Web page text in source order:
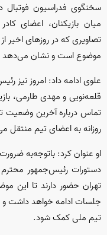
سخنگوی فدراسیون فوتبال
میان بازیکنان، اعضای
تصاویری که در روز‌های
موضوع است و نشان می‌دهد
علوی ادامه داد: امروز نیز
قلعه‌نویی و مهدی طارمی،
تماس درباره آخرین
روزانه به اعضای تیم منتقل
او عنوان کرد: باتوجه‌به
دستورات رئیس‌جمهور
تهران حضور دارند تا این
جلسات ادامه خواهد داشت و
تیم ملی کمک شود.